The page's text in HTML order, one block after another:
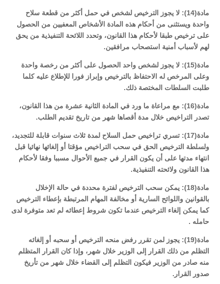
مادة(14): لا يجوز الترخيص لشخص في حمل أكثر من قطعة سلاح
واحدة ويستثنى من أحكام هذه المادة الأشخاص المعفيين من الحصول
على ترخيص طبقا لأحكام هذا القانون، وتحدد اللائحة التنفيذية من يحق
لهم لأسباب أمنية استصحاب مرافقين.
مادة(15): لا يجوز لشخص واحد الحصول على أكثر من رخصة واحدة
وعلى المرخص له الاحتفاظ بالترخيص وإبراز فورا للإطلاع عليه كلما
طلبت السلطات المختصة ذلك.
مادة(16): مع مراعاة ما ورد في المادة الثانية عشرة من هذا القانون،
تصدر التراخيص خلال مدة أقصاها شهر من تاريخ تقديم الطلب.
مادة(17): تسري تراخيص حمل السلاح لمدة ثلاث سنوات قابلة للتجديد،
ولسلطة الترخيص الحق في سحب التراخيص مؤقتا أو إلغائها نهائيا قبل
انتهاء مدتها على أن يكون القرار في جميع الأحوال مسببا وفقا لأحكام
هذا القانون ولائحته التنفيذية.
مادة(18): يمكن سحب الترخيص لفترة محددة في حالة الإخلال
بالقوانين واللوائح السارية أو مخالفة المهام المرتبطة بإعطاء الترخيص
كما يمكن إلغاء الترخيص عندما تكون شروط إعطائه لم تعد متوفرة لدى
حامله .
مادة(19): يجوز لمن تقرر رفض منحه الترخيص أو سحبه أو إلغائه
التظلم من ذلك القرار إلى الوزير خلال شهر، وإذا كان القرار المتظلم
منه صادر من الوزير فيكون التظلم إلى القضاء خلال شهر من تأريخ
صدور القرار.